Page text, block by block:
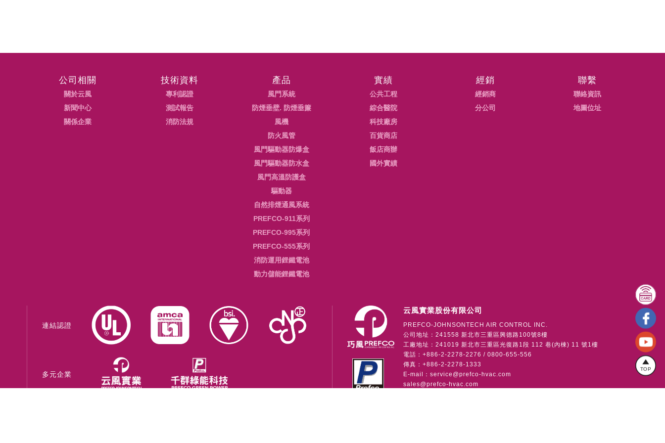
TOP
公司相關
關於云風
新聞中心
關係企業
技術資料
專利認證
測試報告
消防法規
產品
風門系統
防煙垂壁. 防煙垂簾
風機
防火風管
風門驅動器防爆盒
風門驅動器防水盒
風門高溫防護盒
驅動器
自然排煙通風系統
PREFCO-911系列
PREFCO-995系列
PREFCO-555系列
消防運用鋰鐵電池
動力儲能鋰鐵電池
實績
公共工程
綜合醫院
科技廠房
百貨商店
飯店商辦
國外實績
經銷
經銷商
分公司
聯繫
聯絡資訊
地圖位址
連結認證
多元企業
云風實業股份有限公司
PREFCO-JOHNSONTECH AIR CONTROL INC.
公司地址：241558 新北市三重區興德路100號8樓
工廠地址：241019 新北市三重區光復路1段 112 巷(內棟) 11 號1樓
電話：+886-2-2278-2276 / 0800-655-556
傳真：+886-2-2278-1333
E-mail： service@prefco-hvac.com
sales@prefco-hvac.com